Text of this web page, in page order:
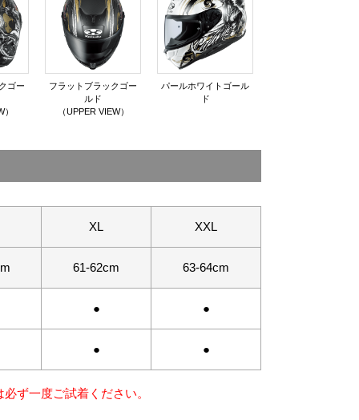
ゴー
フラットブラックゴー
ルド
（UPPER VIEW）
パールホワイトゴール
ド
XL XXL
61-62cm 63-64cm
● ●
● ●
ず一度ご試着ください。